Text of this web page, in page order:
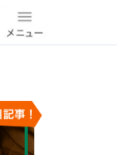
メニュー